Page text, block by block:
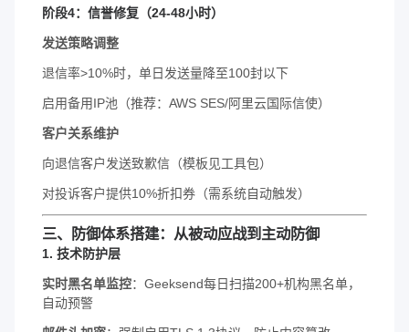
阶段4：信誉修复（24-48小时）
发送策略调整
退信率>10%时，单日发送量降至100封以下
启用备用IP池（推荐：AWS SES/阿里云国际信使）
客户关系维护
向退信客户发送致歉信（模板见工具包）
对投诉客户提供10%折扣券（需系统自动触发）
三、防御体系搭建：从被动应战到主动防御
1. 技术防护层
实时黑名单监控：Geeksend每日扫描200+机构黑名单，
自动预警